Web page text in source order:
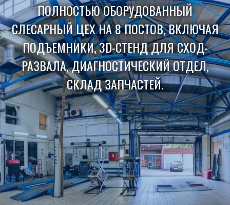
ПОЛНОСТЬЮ ОБОРУДОВАННЫЙ
СЛЕСАРНЫЙ ЦЕХ НА 8 ПОСТОВ, ВКЛЮЧАЯ
ПОДЪЕМНИКИ, 3D-СТЕНД ДЛЯ СХОД-
РАЗВАЛА, ДИАГНОСТИЧЕСКИЙ ОТДЕЛ,
СКЛАД ЗАПЧАСТЕЙ.